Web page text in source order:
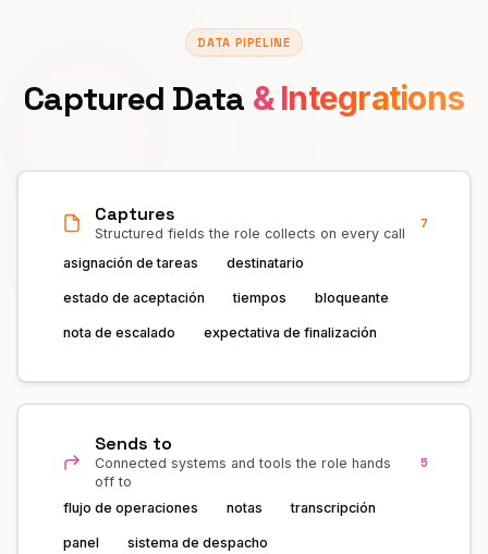
DATA PIPELINE
Captured Data & Integrations
Captures
Structured fields the role collects on every call
7
asignación de tareas destinatario
estado de aceptación tiempos bloqueante
nota de escalado expectativa de finalización
Sends to
Connected systems and tools the role hands
off to
5
flujo de operaciones notas transcripción
panel sistema de despacho